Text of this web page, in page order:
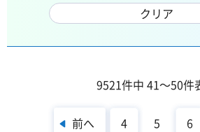
9521件中 41～50件
前へ 4 5 6